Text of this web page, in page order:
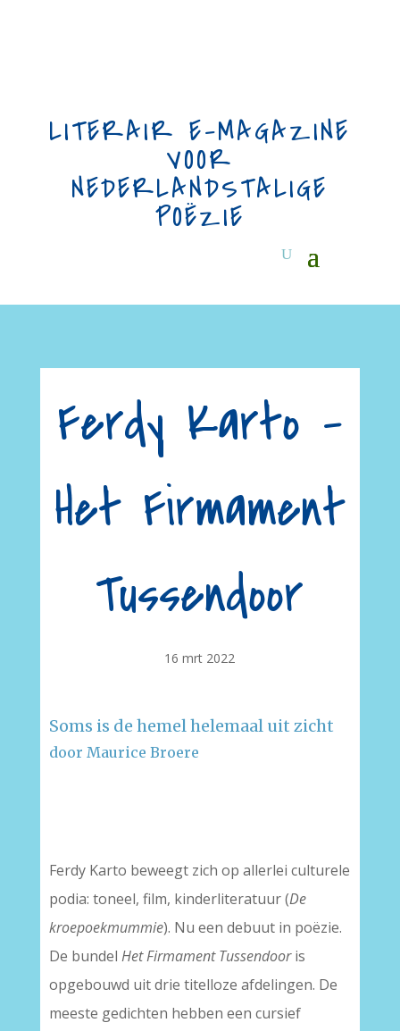
LITERAIR E-MAGAZINE
VOOR
NEDERLANDSTALIGE
POËZIE
Ferdy Karto –
Het Firmament
Tussendoor
16 mrt 2022
Soms is de hemel helemaal uit zicht
door Maurice Broere
Ferdy Karto beweegt zich op allerlei culturele
podia: toneel, film, kinderliteratuur (De
kroepoekmummie). Nu een debuut in poëzie.
De bundel Het Firmament Tussendooris
opgebouwd uit drie titelloze afdelingen. De
meeste gedichten hebben een cursief